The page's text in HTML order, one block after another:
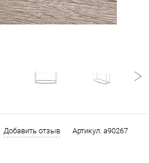
Добавить отзыв Артикул: a90267